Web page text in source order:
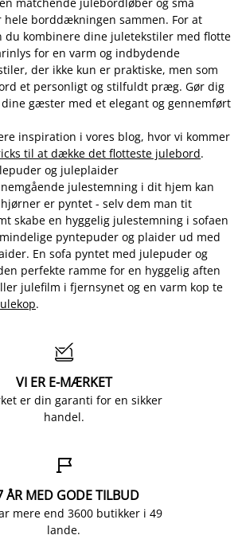
borddækningen sammen. For at
du kombinere dine juletekstiler med flotte
for en varm og indbydende
der ikke kun er praktiske, men som
et personligt og stilfuldt præg. Gør dig
gæster med et elegant og gennemført
inspiration i vores blog, hvor vi kommer
til at dække det flotteste julebord.
og juleplaider
julestemning i dit hjem kan
er pyntet - selv dem man tit
skabe en hyggelig julestemning i sofaen
pyntepuder og plaider ud med
En sofa pyntet med julepuder og
perfekte ramme for en hyggelig aften
julefilm i fjernsynet og en varm kop te
.

VI ER E-MÆRKET
er din garanti for en sikker
handel.

ÅR MED GODE TILBUD
mere end 3600 butikker i 49
lande.